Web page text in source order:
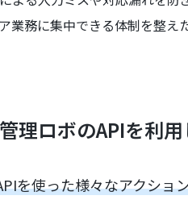
業務に集中できる体制を整
理ロボのAPIを利
を使った様々なアクショ